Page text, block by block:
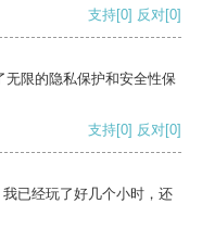
支持[0] 反对[0]
限的隐私保护和安全性保
支持[0] 反对[0]
已经玩了好几个小时，还